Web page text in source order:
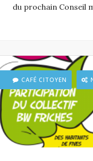
du prochain Conseil
CAFÉ CITOYEN